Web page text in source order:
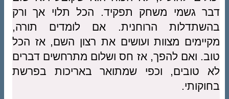
דבר גשמי משחק תפקיד. הכל תלוי אך ורק
בהשתדלות הרוחנית. אם לומדים תורה,
מקיימים מצוות ועושים את רצון השם, אז הכל
טוב. ואם להפך, אז חס ושלום מתרחשים דברים
לא טובים, וכפי שמתואר באריכות בפרשת
בחוקותי.